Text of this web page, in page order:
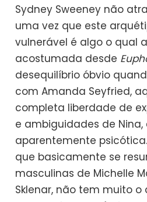
Sydney Sweeney não
uma vez que este
vulnerável é algo o qual
acostumada desde
desequilíbrio óbvio
com Amanda Seyfried,
completa liberdade de
e ambiguidades de
aparentemente
que basicamente se
masculinas de Michelle
Sklenar, não tem muito